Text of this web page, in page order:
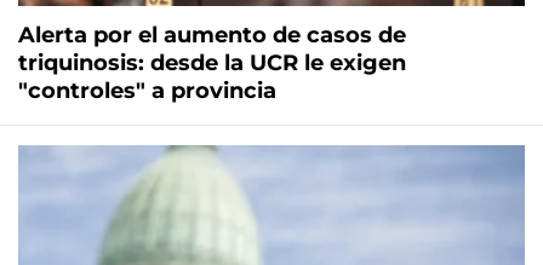
Alerta por el aumento de casos de
triquinosis: desde la UCR le exigen
"controles" a provincia